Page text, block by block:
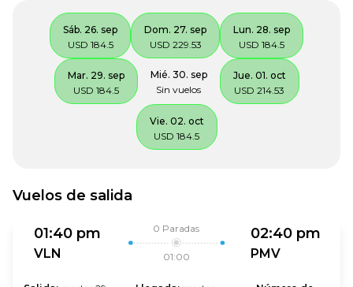
Sáb. 26. sep
USD 184.5
Dom. 27. sep
USD 229.53
Lun. 28. sep
USD 184.5
Mar. 29. sep
USD 184.5
Mié. 30. sep
Sin vuelos
Jue. 01. oct
USD 214.53
Vie. 02. oct
USD 184.5
Vuelos de salida
01:40 pm
VLN
0 Paradas
01:00
02:40 pm
PMV